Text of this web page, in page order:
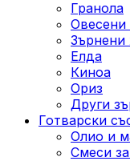
Гранола
Овесени
Елда
Киноа
Ориз
Други
Готварски
Олио и
Смеси